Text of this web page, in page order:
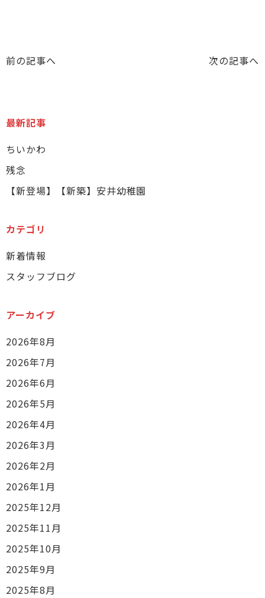
前の記事へ 次の記事へ
最新記事
ちいかわ
残念
【新登場】【新築】安井幼稚園
カテゴリ
新着情報
スタッフブログ
アーカイブ
2026年8月
2026年7月
2026年6月
2026年5月
2026年4月
2026年3月
2026年2月
2026年1月
2025年12月
2025年11月
2025年10月
2025年9月
2025年8月